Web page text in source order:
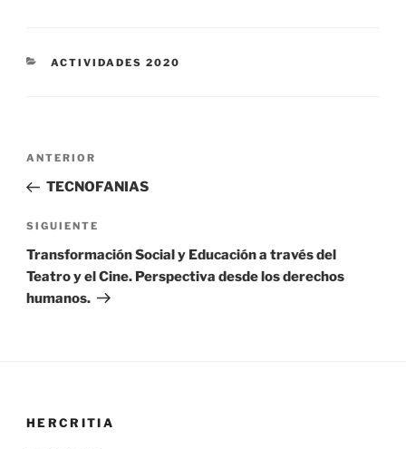
CATEGORÍAS
ACTIVIDADES 2020
Navegación
entradas
Entrada
anterior:
ANTERIOR
TECNOFANIAS
Siguiente
entrada
SIGUIENTE
Transformación Social y Educación a través del
Teatro y el Cine. Perspectiva desde los derechos
humanos.
HERCRITIA